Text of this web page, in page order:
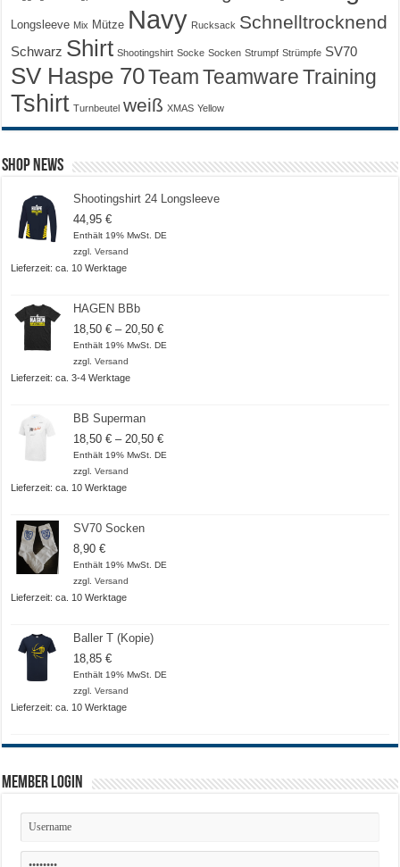
Longsleeve Mix Mütze Navy Rucksack Schnelltrocknend
Schwarz Shirt Shootingshirt Socke Socken Strumpf Strümpfe SV70
SV Haspe 70Team Teamware Training
Tshirt Turnbeutel weiß XMAS Yellow
Shop News
Shootingshirt 24 Longsleeve
44,95€
Enthält 19% MwSt. DE
zzgl.Versand
Lieferzeit: ca. 10 Werktage
HAGEN BBb
18,50€ – 20,50€Preisspanne:
18,50 €
Enthält 19% MwSt. DE
zzgl.Versand
Lieferzeit: ca. 3-4 Werktage
BB Superman
18,50€ – 20,50€Preisspanne:
18,50 €
Enthält 19% MwSt. DE
zzgl.Versand
Lieferzeit: ca. 10 Werktage
SV70 Socken
8,90€
Enthält 19% MwSt. DE
zzgl.Versand
Lieferzeit: ca. 10 Werktage
Baller T (Kopie)
18,85€
Enthält 19% MwSt. DE
zzgl.Versand
Lieferzeit: ca. 10 Werktage
Member Login